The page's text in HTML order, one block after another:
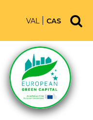
VAL CAS